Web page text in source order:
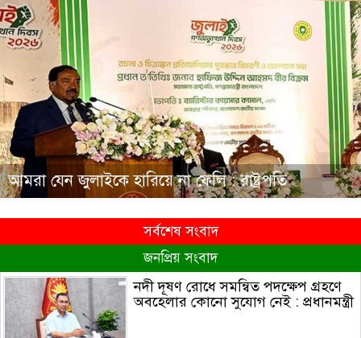
আমরা যেন জুলাইকে হারিয়ে না ফেলি : রাষ্ট্রপতি
সর্বশেষ সংবাদ
জনপ্রিয় সংবাদ
নদী দূষণ রোধে সমন্বিত পদক্ষেপ গ্রহণে
অবহেলার কোনো সুযোগ নেই : প্রধানমন্ত্রী